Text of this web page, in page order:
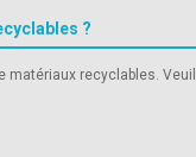
?
matériaux recyclables.